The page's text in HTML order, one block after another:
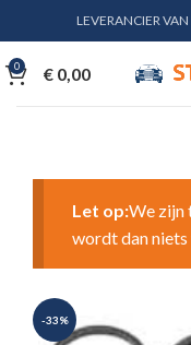
LEVERANCIER
0 € 0,00
Let op:We zijn
wordt dan
-33%